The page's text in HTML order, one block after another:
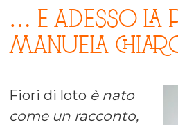
… E ADESSO LA
MANUELA
Fiori di loto è nato
come un racconto,